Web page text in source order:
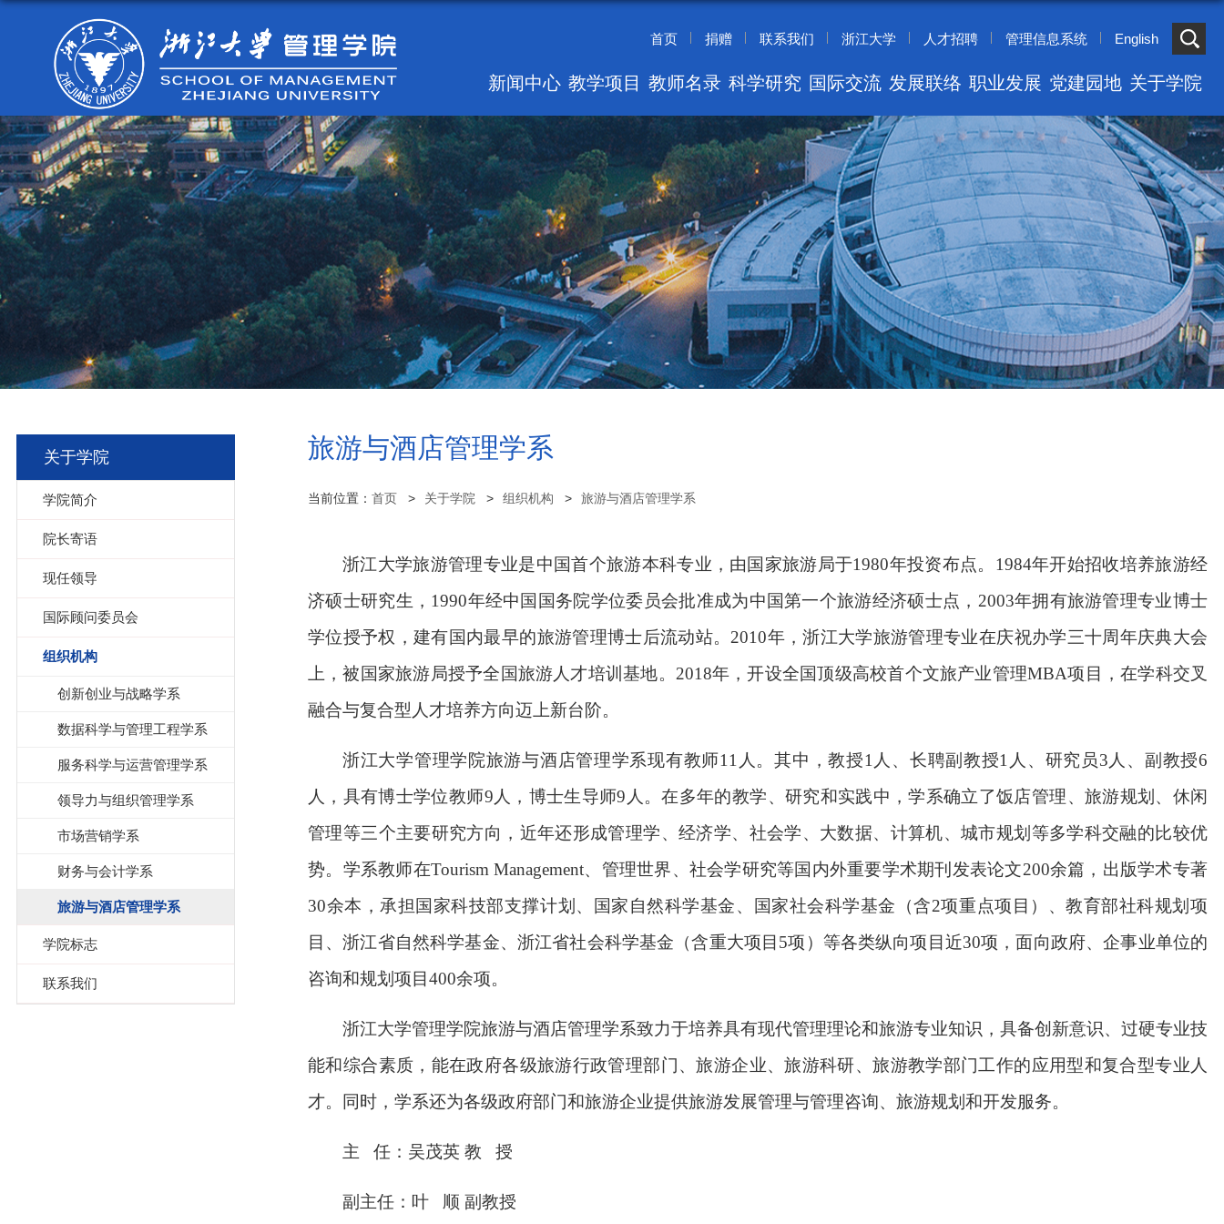
首页 捐赠 联系我们 浙江大学 人才招聘 管理信息系统 English
新闻中心 教学项目 教师名录 科学研究 国际交流 发展联络 职业发展 党建园地 关于学院
关于学院
学院简介
院长寄语
现任领导
国际顾问委员会
组织机构
创新创业与战略学系
数据科学与管理工程学系
服务科学与运营管理学系
领导力与组织管理学系
市场营销学系
财务与会计学系
旅游与酒店管理学系
学院标志
联系我们
旅游与酒店管理学系
当前位置： 首页 关于学院 组织机构 旅游与酒店管理学系
浙江大学旅游管理专业是中国首个旅游本科专业，由国家旅游局于1980年投资布点。1984年开始招收培养旅游经
济硕士研究生，1990年经中国国务院学位委员会批准成为中国第一个旅游经济硕士点，2003年拥有旅游管理专业博士
学位授予权，建有国内最早的旅游管理博士后流动站。2010年，浙江大学旅游管理专业在庆祝办学三十周年庆典大会
上，被国家旅游局授予全国旅游人才培训基地。2018年，开设全国顶级高校首个文旅产业管理MBA项目，在学科交叉
融合与复合型人才培养方向迈上新台阶。
浙江大学管理学院旅游与酒店管理学系现有教师11人。其中，教授1人、长聘副教授1人、研究员3人、副教授6
人，具有博士学位教师9人，博士生导师9人。在多年的教学、研究和实践中，学系确立了饭店管理、旅游规划、休闲
管理等三个主要研究方向，近年还形成管理学、经济学、社会学、大数据、计算机、城市规划等多学科交融的比较优
势。学系教师在Tourism Management、管理世界、社会学研究等国内外重要学术期刊发表论文200余篇，出版学术专著
30余本，承担国家科技部支撑计划、国家自然科学基金、国家社会科学基金（含2项重点项目）、教育部社科规划项
目、浙江省自然科学基金、浙江省社会科学基金（含重大项目5项）等各类纵向项目近30项，面向政府、企事业单位的
咨询和规划项目400余项。
浙江大学管理学院旅游与酒店管理学系致力于培养具有现代管理理论和旅游专业知识，具备创新意识、过硬专业技
能和综合素质，能在政府各级旅游行政管理部门、旅游企业、旅游科研、旅游教学部门工作的应用型和复合型专业人
才。同时，学系还为各级政府部门和旅游企业提供旅游发展管理与管理咨询、旅游规划和开发服务。
主 任：吴茂英 教 授
副主任：叶 顺 副教授